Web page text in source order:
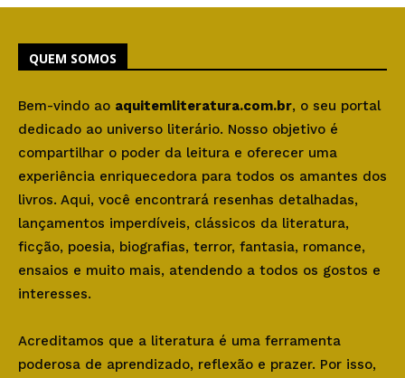
QUEM SOMOS
Bem-vindo ao aquitemliteratura.com.br, o seu portal
dedicado ao universo literário. Nosso objetivo é
compartilhar o poder da leitura e oferecer uma
experiência enriquecedora para todos os amantes dos
livros. Aqui, você encontrará resenhas detalhadas,
lançamentos imperdíveis, clássicos da literatura,
ficção, poesia, biografias, terror, fantasia, romance,
ensaios e muito mais, atendendo a todos os gostos e
interesses.
Acreditamos que a literatura é uma ferramenta
poderosa de aprendizado, reflexão e prazer. Por isso,